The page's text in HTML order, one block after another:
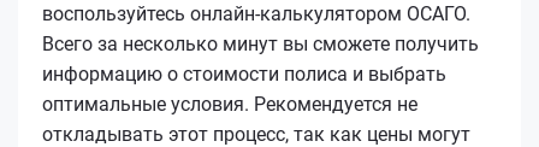
воспользуйтесь онлайн-калькулятором ОСАГО.
Всего за несколько минут вы сможете получить
информацию о стоимости полиса и выбрать
оптимальные условия. Рекомендуется не
откладывать этот процесс, так как цены могут